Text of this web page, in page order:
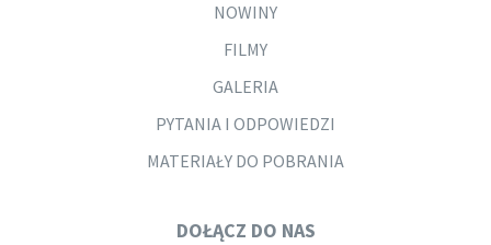
NOWINY
FILMY
GALERIA
PYTANIA I ODPOWIEDZI
MATERIAŁY DO POBRANIA
DOŁĄCZ DO NAS